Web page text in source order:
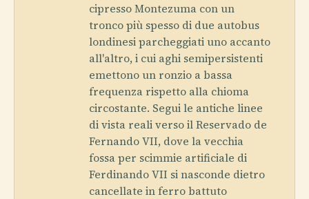
cipresso Montezuma con un
tronco più spesso di due autobus
londinesi parcheggiati uno accanto
all'altro, i cui aghi semipersistenti
emettono un ronzio a bassa
frequenza rispetto alla chioma
circostante. Segui le antiche linee
di vista reali verso il Reservado de
Fernando VII, dove la vecchia
fossa per scimmie artificiale di
Ferdinando VII si nasconde dietro
cancellate in ferro battuto